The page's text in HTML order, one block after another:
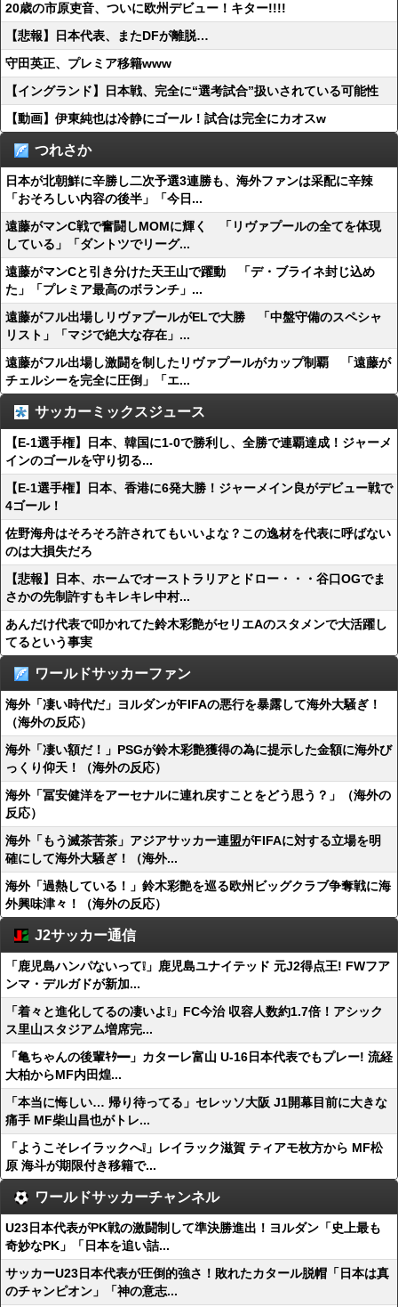
20歳の市原吏音、ついに欧州デビュー！キター!!!!
【悲報】日本代表、またDFが離脱…
守田英正、プレミア移籍www
【イングランド】日本戦、完全に“選考試合”扱いされている可能性
【動画】伊東純也は冷静にゴール！試合は完全にカオスw
つれさか
日本が北朝鮮に辛勝し二次予選3連勝も、海外ファンは采配に辛辣
「おそろしい内容の後半」「今日...
遠藤がマンC戦で奮闘しMOMに輝く 「リヴァプールの全てを体現
している」「ダントツでリーグ...
遠藤がマンCと引き分けた天王山で躍動 「デ・ブライネ封じ込め
た」「プレミア最高のボランチ」...
遠藤がフル出場しリヴァプールがELで大勝 「中盤守備のスペシャ
リスト」「マジで絶大な存在」...
遠藤がフル出場し激闘を制したリヴァプールがカップ制覇 「遠藤が
チェルシーを完全に圧倒」「エ...
サッカーミックスジュース
【E-1選手権】日本、韓国に1-0で勝利し、全勝で連覇達成！ジャーメ
インのゴールを守り切る...
【E-1選手権】日本、香港に6発大勝！ジャーメイン良がデビュー戦で
4ゴール！
佐野海舟はそろそろ許されてもいいよな？この逸材を代表に呼ばない
のは大損失だろ
【悲報】日本、ホームでオーストラリアとドロー・・・谷口OGでま
さかの先制許すもキレキレ中村...
あんだけ代表で叩かれてた鈴木彩艶がセリエAのスタメンで大活躍し
てるという事実
ワールドサッカーファン
海外「凄い時代だ」ヨルダンがFIFAの悪行を暴露して海外大騒ぎ！
（海外の反応）
海外「凄い額だ！」PSGが鈴木彩艶獲得の為に提示した金額に海外び
っくり仰天！（海外の反応）
海外「冨安健洋をアーセナルに連れ戻すことをどう思う？」（海外の
反応）
海外「もう滅茶苦茶」アジアサッカー連盟がFIFAに対する立場を明
確にして海外大騒ぎ！（海外...
海外「過熱している！」鈴木彩艶を巡る欧州ビッグクラブ争奪戦に海
外興味津々！（海外の反応）
J2サッカー通信
「鹿児島ハンパないって❕」鹿児島ユナイテッド 元J2得点王! FWフア
ンマ・デルガドが新加...
「着々と進化してるの凄いよ❕」FC今治 収容人数約1.7倍！アシック
ス里山スタジアム増席完...
「亀ちゃんの後輩ｷﾀ━」カターレ富山 U-16日本代表でもプレー! 流経
大柏からMF内田煌...
「本当に悔しい… 帰り待ってる」セレッソ大阪 J1開幕目前に大きな
痛手 MF柴山昌也がトレ...
「ようこそレイラックへ❕」レイラック滋賀 ティアモ枚方から MF松
原 海斗が期限付き移籍で...
ワールドサッカーチャンネル
U23日本代表がPK戦の激闘制して準決勝進出！ヨルダン「史上最も
奇妙なPK」「日本を追い詰...
サッカーU23日本代表が圧倒的強さ！敗れたカタール脱帽「日本は真
のチャンピオン」「神の意志...